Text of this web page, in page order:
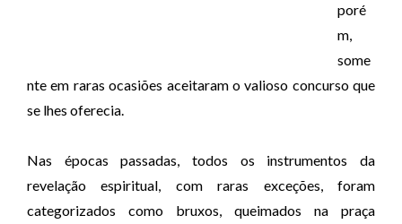
poré
m,
some
nte em raras ocasiões aceitaram ovalioso concurso que
se lhes oferecia.
Nas épocas passadas, todos os instrumentos da
revelação espiritual, com raras
exceções, foram
categorizados como bruxos, queimados na praça